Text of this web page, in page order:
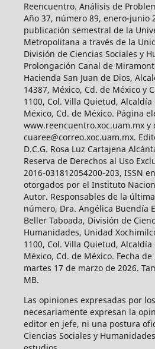
Reencuentro. Análisis de
Año 37, número 89, enero-junio
publicación semestral de la
Metropolitana a través de la
División de Ciencias Sociales y
Prolongación Canal de
Hacienda San Juan de Dios,
14387, México, Cd. de México y
1100, Col. Villa Quietud, Alcaldía
México, Cd. de México. Página
www.reencuentro.xoc.uam.mx y
cuaree@correo.xoc.uam.mx.
D.C.G. Rosa Luz Cartajena
Reserva de Derechos al Uso
2016-031812054200-203, ISSN
otorgados por el Instituto
Autor. Responsables de la
número, Dra. Angélica Buendía
Beller Taboada, División de
Humanidades, Unidad
1100, Col. Villa Quietud, Alcaldía
México, Cd. de México. Fecha
martes 17 de marzo de 2026.
MB.
Las opiniones expresadas por
necesariamente expresan la
editor en jefe, ni una postura
Ciencias Sociales y